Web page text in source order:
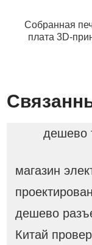
Собранная
плата 3D-
дешево
магазин
дешево
Китай